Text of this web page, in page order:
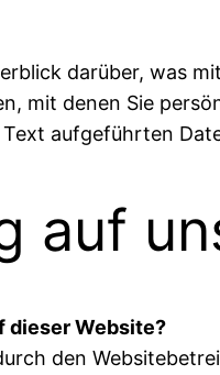
darüber, was
mit denen Sie
aufgeführten
auf
dieser Website?
den